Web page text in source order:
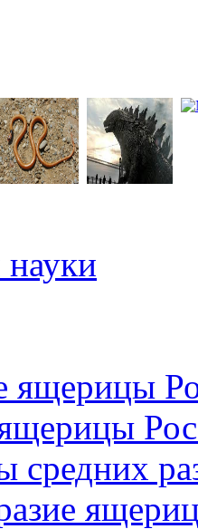
ящерицы
средних